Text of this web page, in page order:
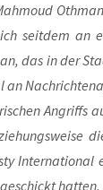
seit­dem an
das in der
an
Angriffs
Inter­na­tio­nal